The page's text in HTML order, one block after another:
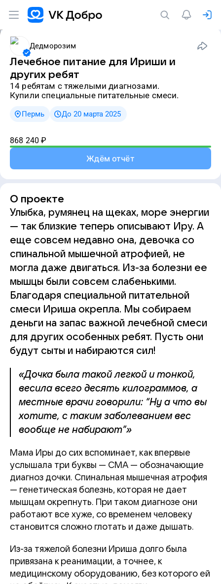
Дедморозим
Лечебное питание для Ириши и
других ребят
14 ребятам с тяжелыми диагнозами.
Купили специальные питательные смеси.
Пермь До 20 марта 2025
868 240 ₽
Ждём отчёт
О проекте
Улыбка, румянец на щеках, море энергии
— так близкие теперь описывают Иру. А
еще совсем недавно она, девочка со
спинальной мышечной атрофией, не
могла даже двигаться. Из-за болезни ее
мышцы были совсем слабенькими.
Благодаря специальной питательной
смеси Ириша окрепла. Мы собираем
деньги на запас важной лечебной смеси
для других особенных ребят. Пусть они
будут сыты и набираются сил!
«Дочка была такой легкой и тонкой,
весила всего десять килограммов, а
местные врачи говорили: “Ну а что вы
хотите, с таким заболеванием вес
вообще не набирают”»
Мама Иры до сих вспоминает, как впервые
услышала три буквы — СМА — обозначающие
диагноз дочки. Спинальная мышечная атрофия
— генетическая болезнь, которая не дает
мышцам окрепнуть. При таком диагнозе они
работают все хуже, со временем человеку
становится сложно глотать и даже дышать.
Из-за тяжелой болезни Ириша долго была
привязана к реанимации, а точнее, к
медицинскому оборудованию, без которого ей